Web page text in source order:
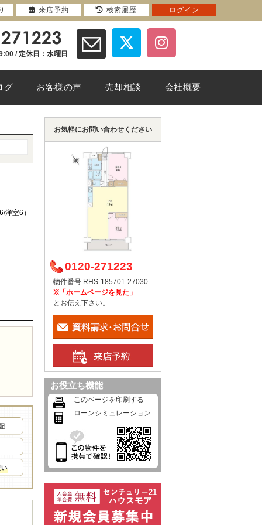
/ 定休日：水曜日
グ お客様の声 売却相談 会社概要
室6）
お気軽にお問い合わせください
0120-271223
物件番号 RHS-185701-27030
※「ホームページを見た」
とお伝え下さい。
お役立ち機能
このページを印刷する
ローンシミュレーション
来店予約 検索履歴 ログイン